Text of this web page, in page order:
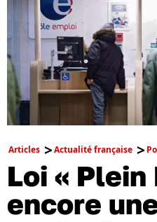
Articles Actualité française
Loi « Plein
encore